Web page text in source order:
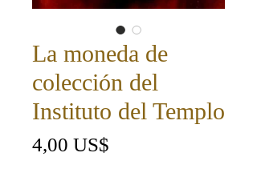
La moneda de
colección del
Instituto del Templo
4,00 US$